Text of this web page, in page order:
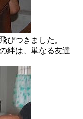
びつきました。
絆は、単なる友達